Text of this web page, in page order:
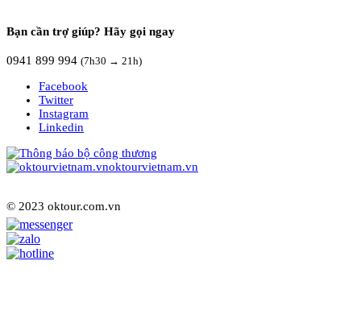
Bạn cần trợ giúp? Hãy gọi ngay
0941 899 994 (7h30 → 21h)
Facebook
Twitter
Instagram
Linkedin
oktourvietnam.vn
© 2023 oktour.com.vn